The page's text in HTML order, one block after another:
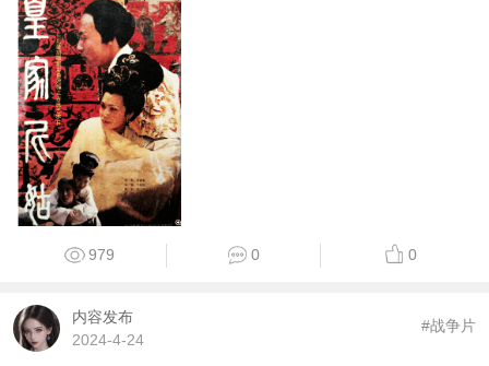
979 0 0
内容发布
2024-4-24
#战争片